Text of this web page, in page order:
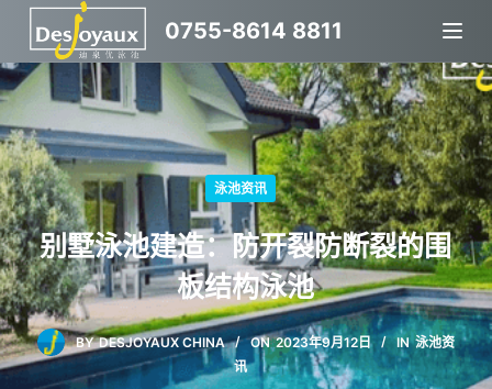
跳
过
内
0755-8614 8811
泳池资讯
别墅泳池建造：防开裂防断裂的围
板结构泳池
BY DESJOYAUX CHINA ON 2023年9月12日 IN 泳池资
讯